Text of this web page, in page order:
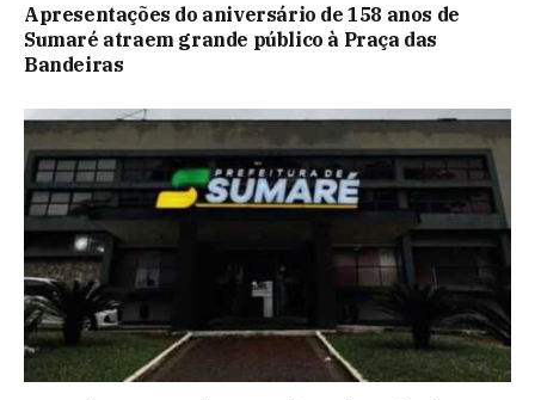
Apresentações do aniversário de 158 anos de
Sumaré atraem grande público à Praça das
Bandeiras